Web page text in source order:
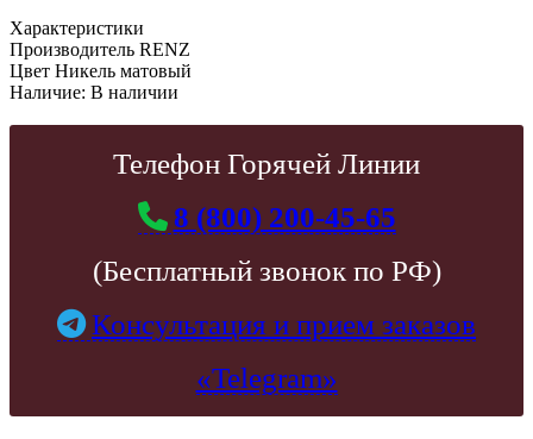
Характеристики
Производитель RENZ
Цвет Никель матовый
Наличие: В наличии
Телефон Горячей Линии
8 (800) 200-45-65
(Бесплатный звонок по РФ)
Консультация и прием заказов
«Telegram»